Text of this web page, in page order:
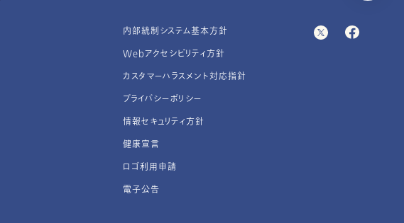
内部統制システム基本方針
Webアクセシビリティ方針
カスタマーハラスメント対応指針
プライバシーポリシー
情報セキュリティ方針
健康宣言
ロゴ利用申請
電子公告